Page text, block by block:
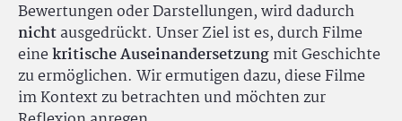
Bewertungen oder Darstellungen, wird dadurch
nichtausgedrückt. Unser Ziel ist es, durch Filme
einekritische Auseinandersetzungmit Geschichte
zu ermöglichen. Wir ermutigen dazu, diese Filme
im Kontext zu betrachten und möchten zur